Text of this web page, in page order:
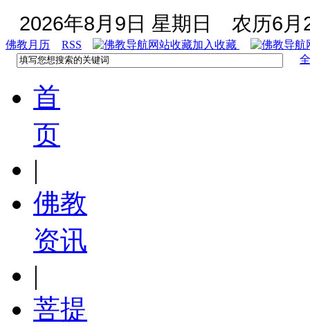
2026年8月9日 星期日 农历6月
佛教月历 RSS
加入收藏
首
页
|
佛教
资讯
|
菩提